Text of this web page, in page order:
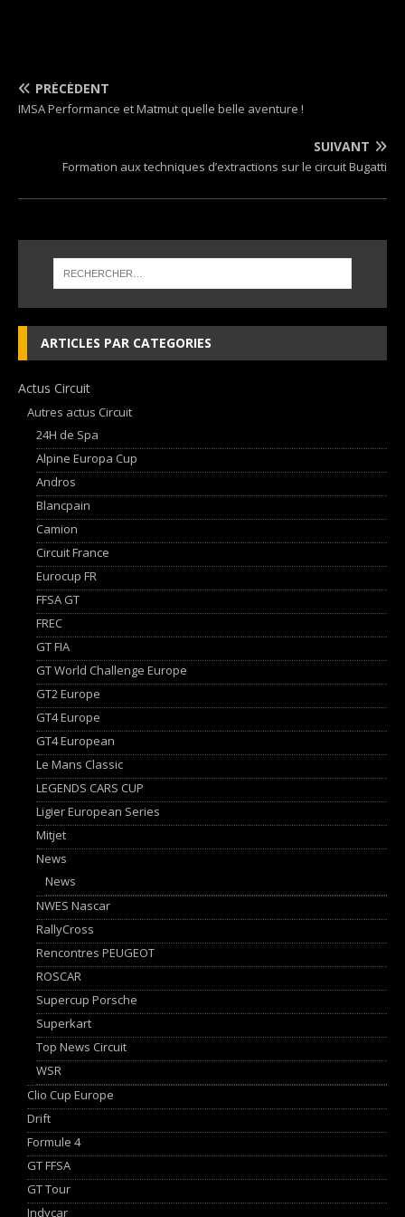
PRÉCÉDENT
IMSA Performance et Matmut quelle belle aventure !
SUIVANT
Formation aux techniques d’extractions sur le circuit Bugatti
ARTICLES PAR CATEGORIES
Actus Circuit
Autres actus Circuit
24H de Spa
Alpine Europa Cup
Andros
Blancpain
Camion
Circuit France
Eurocup FR
FFSA GT
FREC
GT FIA
GT World Challenge Europe
GT2 Europe
GT4 Europe
GT4 European
Le Mans Classic
LEGENDS CARS CUP
Ligier European Series
Mitjet
News
News
NWES Nascar
RallyCross
Rencontres PEUGEOT
ROSCAR
Supercup Porsche
Superkart
Top News Circuit
WSR
Clio Cup Europe
Drift
Formule 4
GT FFSA
GT Tour
Indycar